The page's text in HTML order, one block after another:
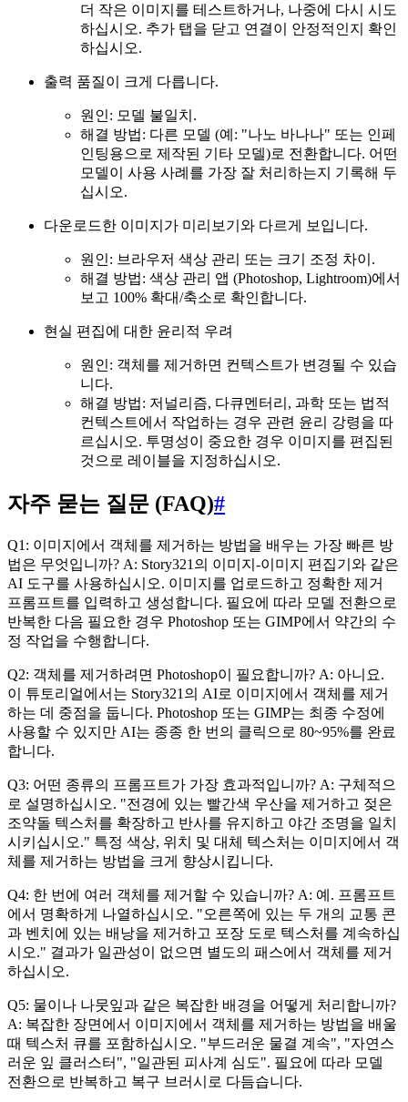
더 작은 이미지를 테스트하거나, 나중에 다시 시도
하십시오. 추가 탭을 닫고 연결이 안정적인지 확인
하십시오.
출력 품질이 크게 다릅니다.
원인: 모델 불일치.
해결 방법: 다른 모델 (예: "나노 바나나" 또는 인페
인팅용으로 제작된 기타 모델)로 전환합니다. 어떤
모델이 사용 사례를 가장 잘 처리하는지 기록해 두
십시오.
다운로드한 이미지가 미리보기와 다르게 보입니다.
원인: 브라우저 색상 관리 또는 크기 조정 차이.
해결 방법: 색상 관리 앱 (Photoshop, Lightroom)에서
보고 100% 확대/축소로 확인합니다.
현실 편집에 대한 윤리적 우려
원인: 객체를 제거하면 컨텍스트가 변경될 수 있습
니다.
해결 방법: 저널리즘, 다큐멘터리, 과학 또는 법적
컨텍스트에서 작업하는 경우 관련 윤리 강령을 따
르십시오. 투명성이 중요한 경우 이미지를 편집된
것으로 레이블을 지정하십시오.
자주 묻는 질문 (FAQ)#
Q1: 이미지에서 객체를 제거하는 방법을 배우는 가장 빠른 방
법은 무엇입니까? A: Story321의 이미지-이미지 편집기와 같은
AI 도구를 사용하십시오. 이미지를 업로드하고 정확한 제거
프롬프트를 입력하고 생성합니다. 필요에 따라 모델 전환으로
반복한 다음 필요한 경우 Photoshop 또는 GIMP에서 약간의 수
정 작업을 수행합니다.
Q2: 객체를 제거하려면 Photoshop이 필요합니까? A: 아니요.
이 튜토리얼에서는 Story321의 AI로 이미지에서 객체를 제거
하는 데 중점을 둡니다. Photoshop 또는 GIMP는 최종 수정에
사용할 수 있지만 AI는 종종 한 번의 클릭으로 80~95%를 완료
합니다.
Q3: 어떤 종류의 프롬프트가 가장 효과적입니까? A: 구체적으
로 설명하십시오. "전경에 있는 빨간색 우산을 제거하고 젖은
조약돌 텍스처를 확장하고 반사를 유지하고 야간 조명을 일치
시키십시오." 특정 색상, 위치 및 대체 텍스처는 이미지에서 객
체를 제거하는 방법을 크게 향상시킵니다.
Q4: 한 번에 여러 객체를 제거할 수 있습니까? A: 예. 프롬프트
에서 명확하게 나열하십시오. "오른쪽에 있는 두 개의 교통 콘
과 벤치에 있는 배낭을 제거하고 포장 도로 텍스처를 계속하십
시오." 결과가 일관성이 없으면 별도의 패스에서 객체를 제거
하십시오.
Q5: 물이나 나뭇잎과 같은 복잡한 배경을 어떻게 처리합니까?
A: 복잡한 장면에서 이미지에서 객체를 제거하는 방법을 배울
때 텍스처 큐를 포함하십시오. "부드러운 물결 계속", "자연스
러운 잎 클러스터", "일관된 피사계 심도". 필요에 따라 모델
전환으로 반복하고 복구 브러시로 다듬습니다.